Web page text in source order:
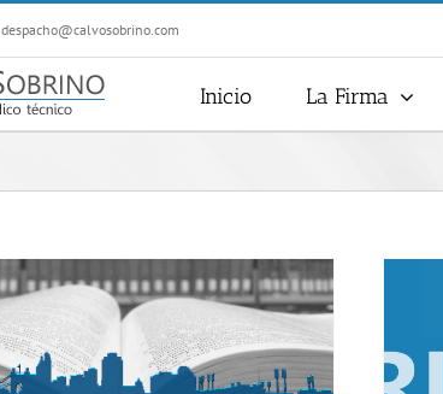
despacho@calvosobrino.com
Inicio La Firma